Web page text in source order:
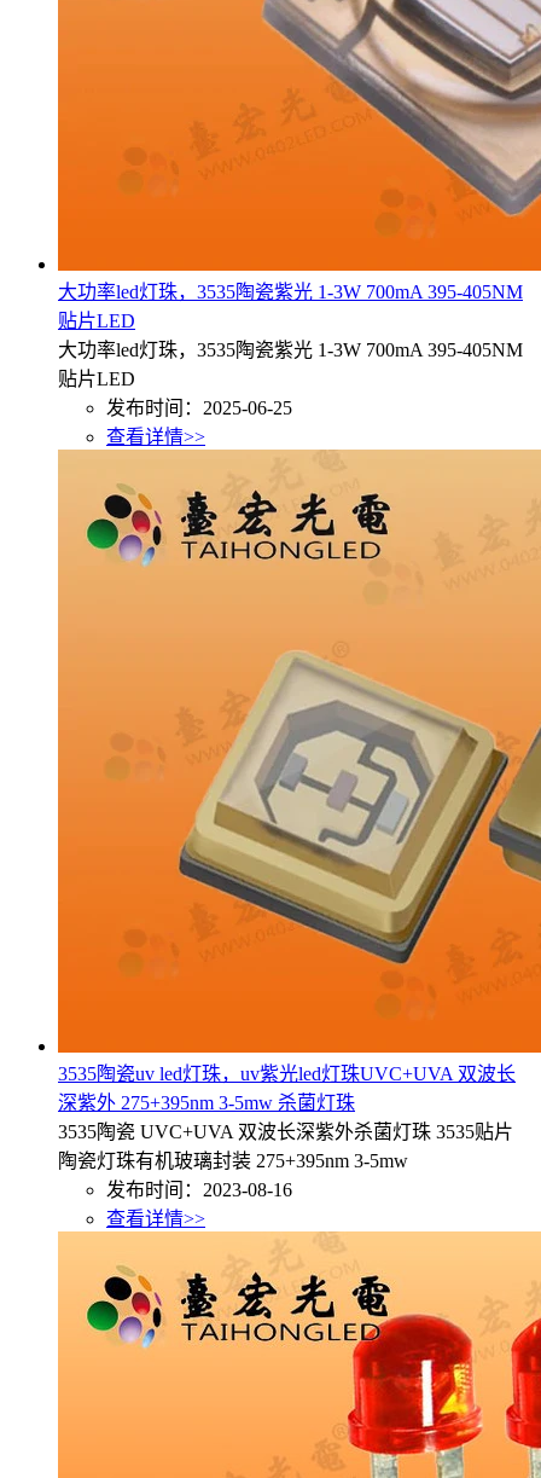
大功率led灯珠，3535陶瓷紫光 1-3W 700mA 395-405NM
贴片LED
大功率led灯珠，3535陶瓷紫光 1-3W 700mA 395-405NM
贴片LED
发布时间：2025-06-25
查看详情>>
3535陶瓷uv led灯珠，uv紫光led灯珠UVC+UVA 双波长
深紫外 275+395nm 3-5mw 杀菌灯珠
3535陶瓷 UVC+UVA 双波长深紫外杀菌灯珠 3535贴片
陶瓷灯珠有机玻璃封装 275+395nm 3-5mw
发布时间：2023-08-16
查看详情>>